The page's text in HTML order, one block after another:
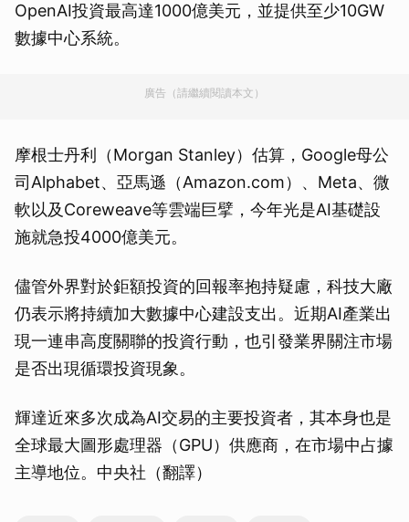
OpenAI投資最高達1000億美元，並提供至少10GW
數據中心系統。
廣告（請繼續閱讀本文）
摩根士丹利（Morgan Stanley）估算，Google母公
司Alphabet、亞馬遜（Amazon.com）、Meta、微
軟以及Coreweave等雲端巨擘，今年光是AI基礎設
施就急投4000億美元。
儘管外界對於鉅額投資的回報率抱持疑慮，科技大廠
仍表示將持續加大數據中心建設支出。近期AI產業出
現一連串高度關聯的投資行動，也引發業界關注市場
是否出現循環投資現象。
輝達近來多次成為AI交易的主要投資者，其本身也是
全球最大圖形處理器（GPU）供應商，在市場中占據
主導地位。中央社（翻譯）